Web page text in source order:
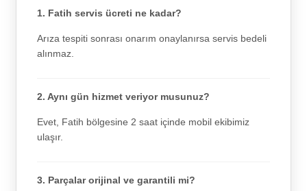
1. Fatih servis ücreti ne kadar?
Arıza tespiti sonrası onarım onaylanırsa servis bedeli
alınmaz.
2. Aynı gün hizmet veriyor musunuz?
Evet, Fatih bölgesine 2 saat içinde mobil ekibimiz
ulaşır.
3. Parçalar orijinal ve garantili mi?